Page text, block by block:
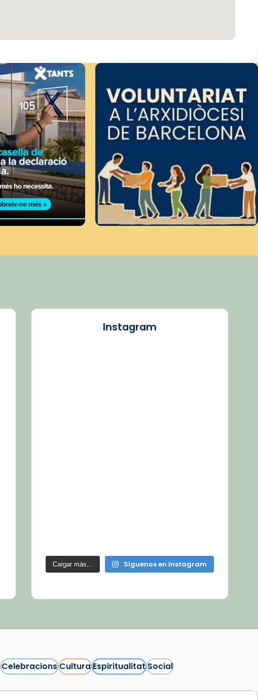
Instagram
Cargar más... Síguenos en Instagram
CelebracionsCulturaEspiritualitatSocial